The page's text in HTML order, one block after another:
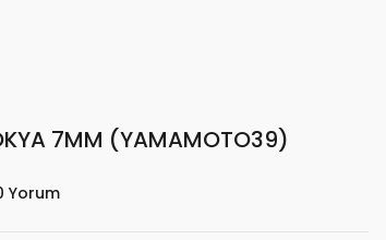
7MM (YAMAMOTO39)
Yorum